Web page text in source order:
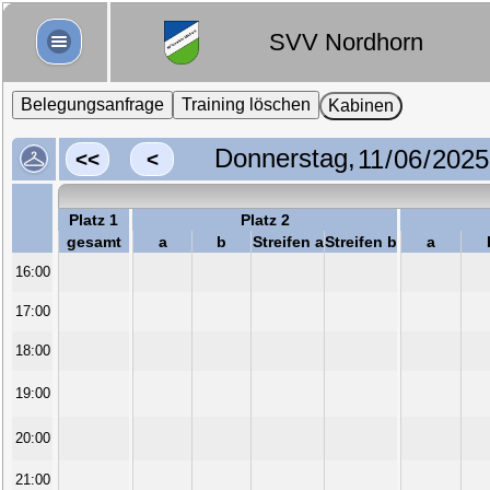
SVV Nordhorn
Belegungsanfrage Training löschen Kabinen
<< < Donnerstag,
Platz 1 Platz 2
gesamt
a b Streifen aStreifen b a
16:00
17:00
18:00
19:00
20:00
21:00